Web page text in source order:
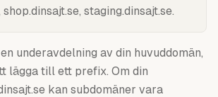
staging.dinsajt.se.
underavdelning av din huvuddomän,
lägga till ett prefix. Om din
kan subdomäner vara